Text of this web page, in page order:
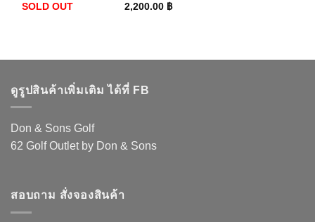
SOLD OUT
2,200.00 ฿
ดูรูปสินค้าเพิ่มเติม ได้ที่ FB
Don & Sons Golf
62 Golf Outlet by Don & Sons
สอบถาม สั่งจองสินค้า